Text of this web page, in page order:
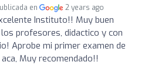
en 2 years ago
Instituto!! Muy buen
profesores, didactico y con
Aprobe mi primer examen de
Muy recomendado!!